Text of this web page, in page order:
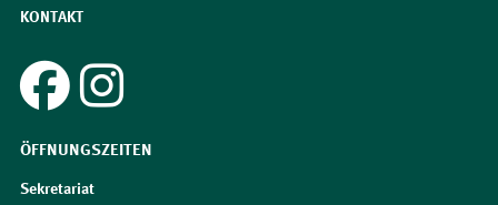
KONTAKT
ÖFFNUNGSZEITEN
Sekretariat